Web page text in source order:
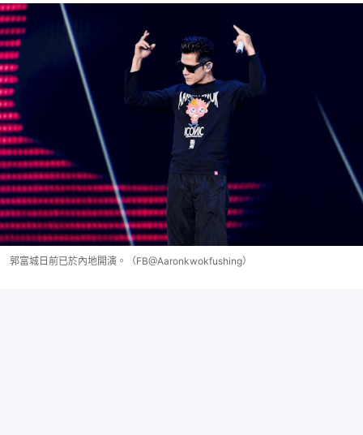
郭富城日前已於內地開演。（FB@Aaronkwokfushing）